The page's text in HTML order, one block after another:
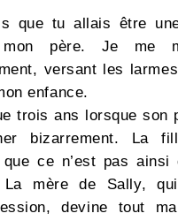
que tu allais être
père. Je me
versant les
enfance.
trois ans lorsque son
bizarrement. La
que ce n’est pas ainsi
La mère de Sally,
devine tout